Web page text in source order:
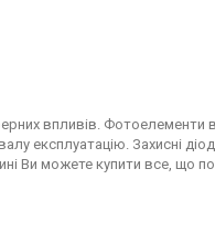
впливів.
експлуатацію. Захисні
Ви можете купити все, що